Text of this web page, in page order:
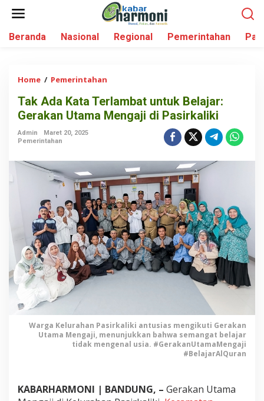
Beranda Nasional Regional Pemerintahan
Home / Pemerintahan
k
A
a
t
a
T
e
r
l
a
m
b
n
t
u
k
l
Tak Ada Kata Terlambat untuk Belajar:
Gerakan Utama Mengaji di Pasirkaliki
Admin
Maret 20, 2025
Pemerintahan
Warga Kelurahan Pasirkaliki antusias mengikuti Gerakan
Utama Mengaji, menunjukkan bahwa semangat belajar
tidak mengenal usia. #GerakanUtamaMengaji
#BelajarAlQuran
KABARHARMONI | BANDUNG, – Gerakan Utama